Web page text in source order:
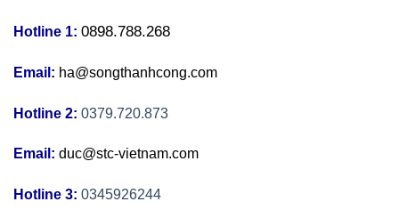
Hotline 1: 0898.788.268
Email: ha@songthanhcong.com
Hotline 2: 0379.720.873
Email: duc@stc-vietnam.com
Hotline 3: 0345926244